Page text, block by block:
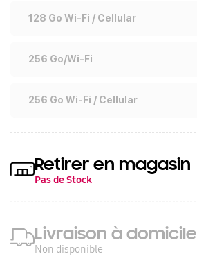
128 Go Wi-Fi / Cellular
256 Go/Wi-Fi
256 Go Wi-Fi / Cellular
Retirer en magasin
Pas de Stock
Livraison à domicile
Non disponible